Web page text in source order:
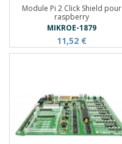
Module Pi 2 Click Shield pour
raspberry
MIKROE-1879
11,52 €